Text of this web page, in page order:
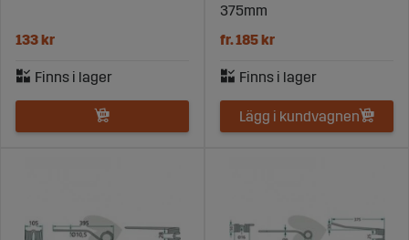
133 kr
375mm
fr. 185 kr
Lägg i kundvagnen